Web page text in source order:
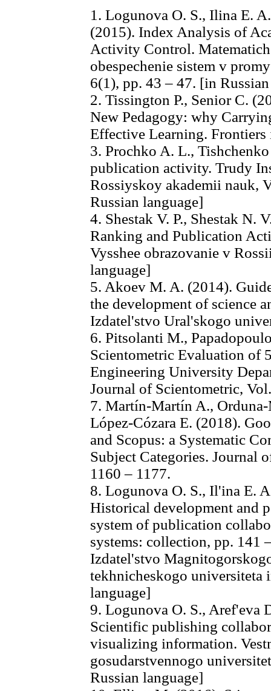
1. Logunova O. S., Ilina E.
(2015). Index Analysis of
Activity Control.
obespechenie sistem v
6(1), pp. 43 – 47. [in
2. Tissington P., Senior C.
New Pedagogy: why
Effective Learning.
3. Prochko A. L.,
publication activity. Trudy
Rossiyskoy akademii nauk,
Russian language]
4. Shestak V. P., Shestak N.
Ranking and Publication
Vysshee obrazovanie v
language]
5. Akoev M. A. (2014).
the development of science
Izdatel'stvo Ural'skogo
6. Pitsolanti M.,
Scientometric Evaluation of
Engineering University
Journal of Scientometric,
7. Martín-Martín A.,
López-Cózara E. (2018).
and Scopus: a Systematic
Subject Categories. Journal
1160 – 1177.
8. Logunova O. S., Il'ina E.
Historical development and
system of publication
systems: collection, pp. 141
Izdatel'stvo
tekhnicheskogo universiteta
language]
9. Logunova O. S., Aref'eva
Scientific publishing
visualizing information.
gosudarstvennogo
Russian language]